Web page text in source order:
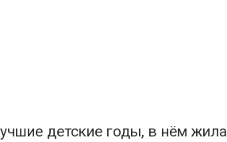
детские годы, в нём жила